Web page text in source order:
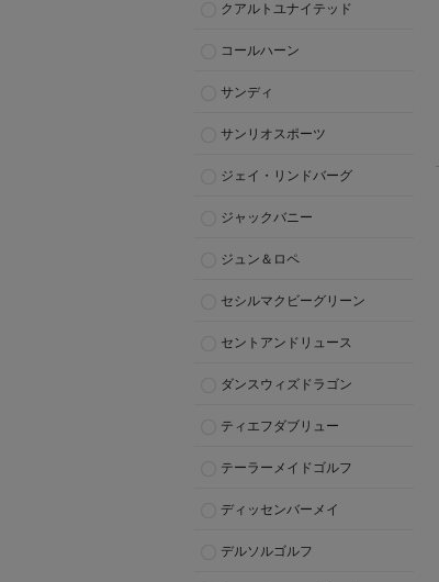
クアルトユナイテッド
コールハーン
サンディ
サンリオスポーツ
ジェイ・リンドバーグ
ジャックバニー
ジュン＆ロペ
セシルマクビーグリーン
セントアンドリュース
ダンスウィズドラゴン
ティエフダブリュー
テーラーメイドゴルフ
ディッセンバーメイ
デルソルゴルフ